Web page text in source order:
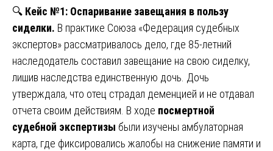
🔍 Кейс №1: Оспаривание завещания в пользу
сиделки. В практике Союза «Федерация судебных
экспертов» рассматривалось дело, где 85-летний
наследодатель составил завещание на свою сиделку,
лишив наследства единственную дочь. Дочь
утверждала, что отец страдал деменцией и не отдавал
отчета своим действиям. В ходе посмертной
судебной экспертизы были изучены амбулаторная
карта, где фиксировались жалобы на снижение памяти и